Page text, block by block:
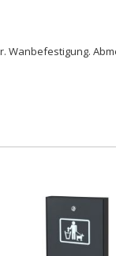
Wanbefestigung.